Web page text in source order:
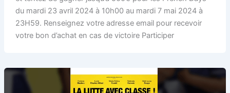
du mardi 23 avril 2024 à 10h00 au mardi 7 mai 2024 à
23H59. Renseignez votre adresse email pour recevoir
votre bon d’achat en cas de victoire Participer